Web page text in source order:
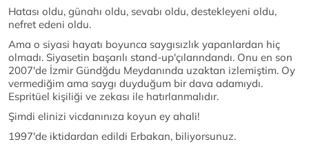
Hatası oldu, günahı oldu, sevabı oldu, destekleyeni oldu,
nefret edeni oldu.
Ama o siyasi hayatı boyunca saygısızlık yapanlardan hiç
olmadı. Siyasetin başarılı stand-up'çılarındandı. Onu en son
2007'de İzmir Gündğdu Meydanında uzaktan izlemiştim. Oy
vermediğim ama saygı duyduğum bir dava adamıydı.
Espritüel kişiliği ve zekası ile hatırlanmalıdır.
Şimdi elinizi vicdanınıza koyun ey ahali!
1997'de iktidardan edildi Erbakan, biliyorsunuz.